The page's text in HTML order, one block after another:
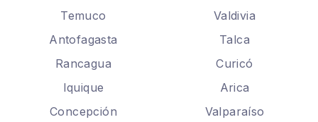
Temuco
Valdivia
Antofagasta
Talca
Rancagua
Curicó
Iquique
Arica
Concepción
Valparaíso